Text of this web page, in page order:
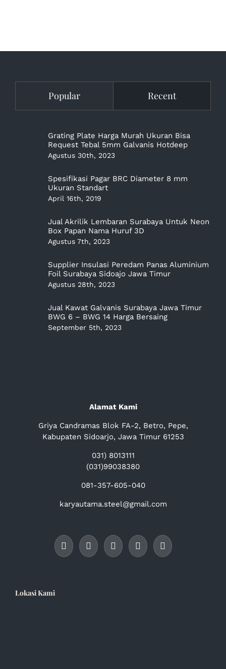
Popular Recent
Grating Plate Harga Murah Ukuran Bisa
Request Tebal 5mm Galvanis Hotdeep
Agustus 30th, 2023
Spesifikasi Pagar BRC Diameter 8 mm
Ukuran Standart
April 16th, 2019
Jual Akrilik Lembaran Surabaya Untuk Neon
Box Papan Nama Huruf 3D
Agustus 7th, 2023
Supplier Insulasi Peredam Panas Aluminium
Foil Surabaya Sidoajo Jawa Timur
Agustus 28th, 2023
Jual Kawat Galvanis Surabaya Jawa Timur
BWG 6 – BWG 14 Harga Bersaing
September 5th, 2023
Alamat Kami
Griya Candramas Blok FA-2, Betro, Pepe,
Kabupaten Sidoarjo, Jawa Timur 61253
031) 8013111
(031)99038380
081-357-605-040
karyautama.steel@gmail.com
Lokasi Kami